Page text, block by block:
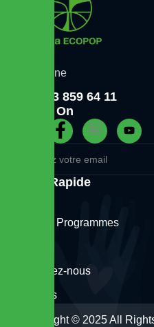
Téléphone
+221 33 859 64 11
Follow On
Liens Rapide
Projets / Programmes
Contactez-nous
A propos
Copyright © 2025 All